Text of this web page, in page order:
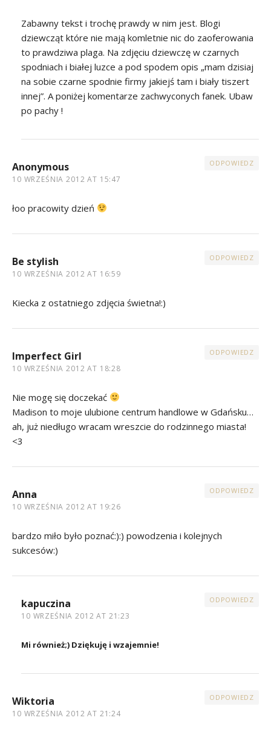
Zabawny tekst i trochę prawdy w nim jest. Blogi
dziewcząt które nie mają komletnie nic do zaoferowania
to prawdziwa plaga. Na zdjęciu dziewczę w czarnych
spodniach i białej luzce a pod spodem opis „mam dzisiaj
na sobie czarne spodnie firmy jakiejś tam i biały tiszert
innej”. A poniżej komentarze zachwyconych fanek. Ubaw
po pachy !
Anonymous
10 WRZEŚNIA 2012 AT 15:47
ODPOWIEDZ
łoo pracowity dzień
Be stylish
10 WRZEŚNIA 2012 AT 16:59
ODPOWIEDZ
Kiecka z ostatniego zdjęcia świetna!:)
Imperfect Girl
10 WRZEŚNIA 2012 AT 18:28
ODPOWIEDZ
Nie mogę się doczekać
Madison to moje ulubione centrum handlowe w Gdańsku…
ah, już niedługo wracam wreszcie do rodzinnego miasta!
<3
Anna
10 WRZEŚNIA 2012 AT 19:26
ODPOWIEDZ
bardzo miło było poznać:):) powodzenia i kolejnych
sukcesów:)
kapuczina
10 WRZEŚNIA 2012 AT 21:23
ODPOWIEDZ
Mi również;) Dziękuję i wzajemnie!
Wiktoria
10 WRZEŚNIA 2012 AT 21:24
ODPOWIEDZ